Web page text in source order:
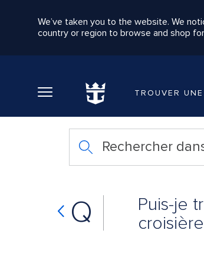
We’ve taken you to the website. We
country or region to browse and shop
TROUVER
Retour au Menu principal
Rechercher
Q
Puis-je